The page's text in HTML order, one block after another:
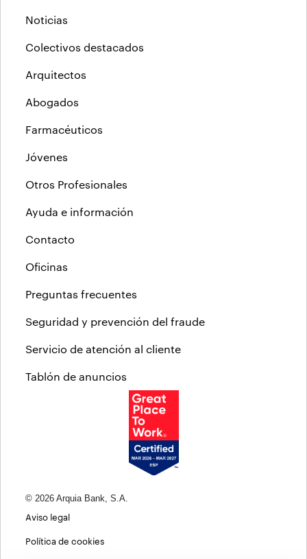
Noticias
Colectivos destacados
Arquitectos
Abogados
Farmacéuticos
Jóvenes
Otros Profesionales
Ayuda e información
Contacto
Oficinas
Preguntas frecuentes
Seguridad y prevención del fraude
Servicio de atención al cliente
Tablón de anuncios
© 2026 Arquia Bank, S.A.
Aviso legal
Política de cookies